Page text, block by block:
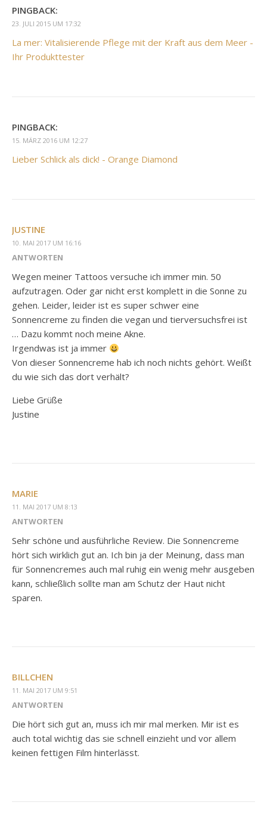
PINGBACK:
23. JULI 2015 UM 17:32
La mer: Vitalisierende Pflege mit der Kraft aus dem Meer -
Ihr Produkttester
PINGBACK:
15. MÄRZ 2016 UM 12:27
Lieber Schlick als dick! - Orange Diamond
JUSTINE
10. MAI 2017 UM 16:16
ANTWORTEN
Wegen meiner Tattoos versuche ich immer min. 50
aufzutragen. Oder gar nicht erst komplett in die Sonne zu
gehen. Leider, leider ist es super schwer eine
Sonnencreme zu finden die vegan und tierversuchsfrei ist
… Dazu kommt noch meine Akne.
Irgendwas ist ja immer
Von dieser Sonnencreme hab ich noch nichts gehört. Weißt
du wie sich das dort verhält?
Liebe Grüße
Justine
MARIE
11. MAI 2017 UM 8:13
ANTWORTEN
Sehr schöne und ausführliche Review. Die Sonnencreme
hört sich wirklich gut an. Ich bin ja der Meinung, dass man
für Sonnencremes auch mal ruhig ein wenig mehr ausgeben
kann, schließlich sollte man am Schutz der Haut nicht
sparen.
BILLCHEN
11. MAI 2017 UM 9:51
ANTWORTEN
Die hört sich gut an, muss ich mir mal merken. Mir ist es
auch total wichtig das sie schnell einzieht und vor allem
keinen fettigen Film hinterlässt.